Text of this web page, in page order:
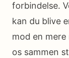
forbindelse.
kan du blive
mod en
os sammen